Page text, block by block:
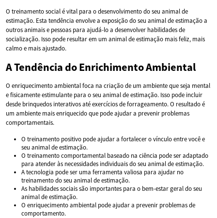
O treinamento social é vital para o desenvolvimento do seu animal de
estimação. Esta tendência envolve a exposição do seu animal de estimação a
outros animais e pessoas para ajudá-lo a desenvolver habilidades de
socialização. Isso pode resultar em um animal de estimação mais feliz, mais
calmo e mais ajustado.
A Tendência do Enrichimento Ambiental
O enriquecimento ambiental foca na criação de um ambiente que seja mental
e fisicamente estimulante para o seu animal de estimação. Isso pode incluir
desde brinquedos interativos até exercícios de forrageamento. O resultado é
um ambiente mais enriquecido que pode ajudar a prevenir problemas
comportamentais.
O treinamento positivo pode ajudar a fortalecer o vínculo entre você e
seu animal de estimação.
O treinamento comportamental baseado na ciência pode ser adaptado
para atender às necessidades individuais do seu animal de estimação.
A tecnologia pode ser uma ferramenta valiosa para ajudar no
treinamento do seu animal de estimação.
As habilidades sociais são importantes para o bem-estar geral do seu
animal de estimação.
O enriquecimento ambiental pode ajudar a prevenir problemas de
comportamento.